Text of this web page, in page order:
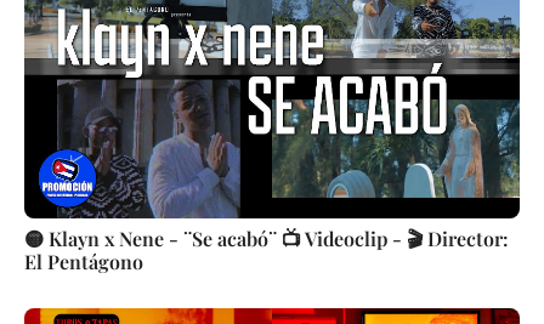
🟡 Klayn x Nene - ¨Se acabó¨ 📺 Videoclip - 🎬 Director:
El Pentágono